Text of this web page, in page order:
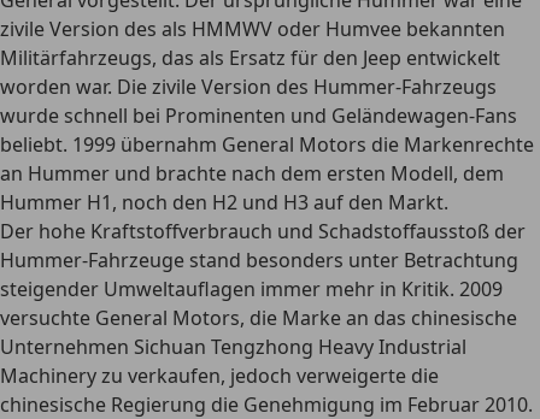
zivile Version des als HMMWV oder Humvee bekannten
Militärfahrzeugs, das als Ersatz für den Jeep entwickelt
worden war. Diezivile Version des Hummer-Fahrzeugs
wurde schnell bei Prominenten und Geländewagen-Fans
beliebt. 1999 übernahm General Motors die Markenrechte
an Hummer und brachte nach dem ersten Modell, dem
Hummer H1, noch den H2 und H3 auf den Markt.
Der hohe Kraftstoffverbrauch und Schadstoffausstoß der
Hummer-Fahrzeuge stand besonders unter Betrachtung
steigender Umweltauflagen immer mehr in Kritik. 2009
versuchte General Motors, die Marke an das chinesische
Unternehmen Sichuan Tengzhong Heavy Industrial
Machinery zu verkaufen, jedoch verweigerte die
chinesische Regierung die Genehmigung im Februar 2010.